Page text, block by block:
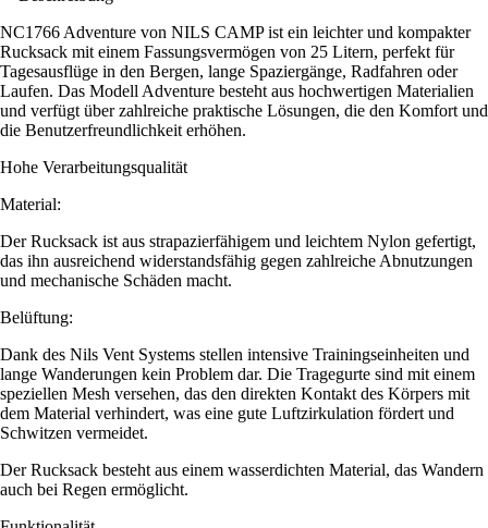
NC1766 Adventure von NILS CAMP ist ein leichter und kompakter
Rucksack mit einem Fassungsvermögen von 25 Litern, perfekt für
Tagesausflüge in den Bergen, lange Spaziergänge, Radfahren oder
Laufen. Das Modell Adventure besteht aus hochwertigen Materialien
und verfügt über zahlreiche praktische Lösungen, die den Komfort und
die Benutzerfreundlichkeit erhöhen.
Hohe Verarbeitungsqualität
Material:
Der Rucksack ist aus strapazierfähigem und leichtem Nylon gefertigt,
das ihn ausreichend widerstandsfähig gegen zahlreiche Abnutzungen
und mechanische Schäden macht.
Belüftung:
Dank des Nils Vent Systems stellen intensive Trainingseinheiten und
lange Wanderungen kein Problem dar. Die Tragegurte sind mit einem
speziellen Mesh versehen, das den direkten Kontakt des Körpers mit
dem Material verhindert, was eine gute Luftzirkulation fördert und
Schwitzen vermeidet.
Der Rucksack besteht aus einem wasserdichten Material, das Wandern
auch bei Regen ermöglicht.